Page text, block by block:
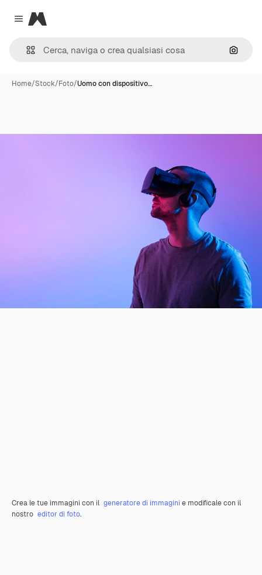
Close menu
Magnific
Cerca
Home/Stock/Foto/Uomo con dispositivo…
Crea le tue immagini con il generatore di immagini e modificale con il
nostro editor di foto.